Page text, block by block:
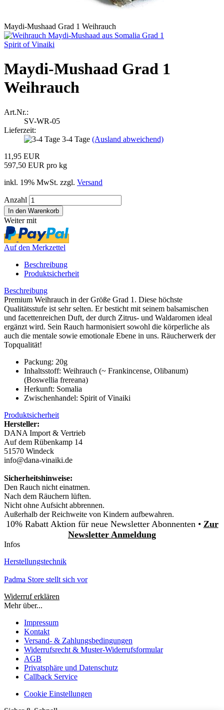
Maydi-Mushaad Grad 1 Weihrauch
Spirit of Vinaiki
Maydi-Mushaad Grad 1
Weihrauch
Art.Nr.:
SV-WR-05
Lieferzeit:
3-4 Tage (Ausland abweichend)
11,95 EUR
597,50 EUR pro kg
inkl. 19% MwSt. zzgl. Versand
Anzahl
Weiter mit
Auf den Merkzettel
Beschreibung
Produktsicherheit
Beschreibung
Premium Weihrauch in der Größe Grad 1. Diese höchste
Qualitätsstufe ist sehr selten. Er besticht mit seinem balsamischen
und facettenreichen Duft, der durch Zitrus- und Waldaromen ideal
ergänzt wird. Sein Rauch harmonisiert sowohl die körperliche als
auch die mentale sowie emotionale Ebene in uns. Räucherwerk der
Topqualität!
Packung: 20g
Inhaltsstoff: Weihrauch (~ Frankincense, Olibanum)
(Boswellia frereana)
Herkunft: Somalia
Zwischenhandel: Spirit of Vinaiki
Produktsicherheit
Hersteller:
DANA Import & Vertrieb
Auf dem Rübenkamp 14
51570 Windeck
info@dana-vinaiki.de
Sicherheitshinweise:
Den Rauch nicht einatmen.
Nach dem Räuchern lüften.
Nicht ohne Aufsicht abbrennen.
Außerhalb der Reichweite von Kindern aufbewahren.
10% Rabatt Aktion für neue Newsletter Abonnenten • Zur
Newsletter Anmeldung
Infos
Herstellungstechnik
Padma Store stellt sich vor
Widerruf erklären
Mehr über...
Impressum
Kontakt
Versand- & Zahlungsbedingungen
Widerrufsrecht & Muster-Widerrufsformular
AGB
Privatsphäre und Datenschutz
Callback Service
Cookie Einstellungen